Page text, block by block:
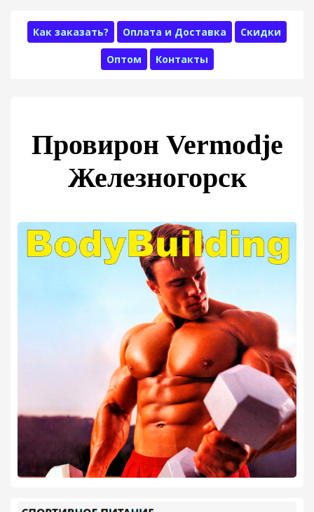
Как заказать? Оплата и Доставка Скидки
Оптом Контакты
Провирон Vermodje
Железногорск